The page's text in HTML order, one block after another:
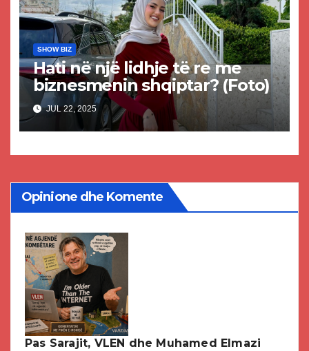
SHOW BIZ
Hati në një lidhje të re me
biznesmenin shqiptar? (Foto)
JUL 22, 2025
Opinione dhe Komente
Pas Sarajit, VLEN dhe Muhamed Elmazi